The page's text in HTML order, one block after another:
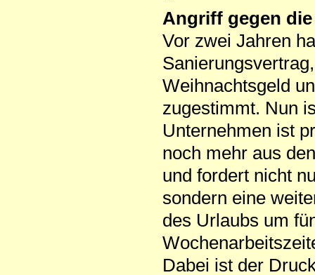
Angriff gegen
Vor zwei Jahren
Weihnachtsgeld
zugestimmt. Nun
Unternehmen ist
noch mehr aus
und fordert nicht
sondern eine
des Urlaubs um
Dabei ist der